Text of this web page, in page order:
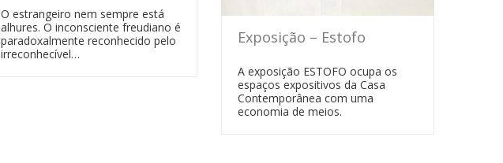
Exposição – Estofo
A exposição ESTOFO ocupa os
espaços expositivos da Casa
Contemporânea com uma
economia de meios.
O estrangeiro nem sempre está
alhures. O inconsciente freudiano é
paradoxalmente reconhecido pelo
irreconhecível…